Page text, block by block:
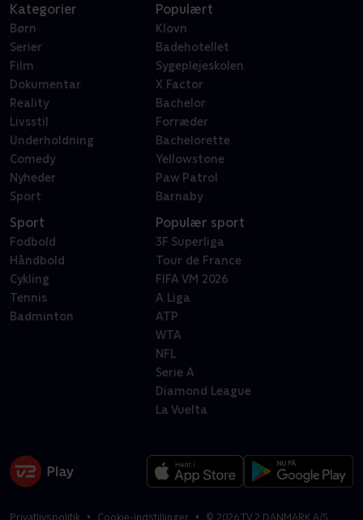
Kategorier
Børn
Serier
Film
Dokumentar
Reality
Livsstil
Underholdning
Comedy
Nyheder
Sport
Populært
Klovn
Badehotellet
Sygeplejeskolen
X Factor
Bachelor
Forræder
Bachelorette
Yellowstone
Paw Patrol
Barnaby
Sport
Fodbold
Håndbold
Cykling
Tennis
Badminton
Populær sport
3F Superliga
Tour de France
FIFA VM 2026
A Liga
ATP
WTA
NFL
Serie A
Diamond League
La Vuelta